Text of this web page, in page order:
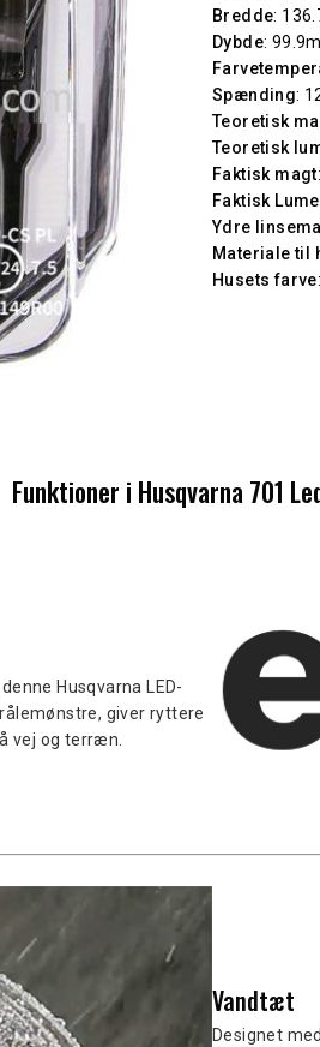
Bredde:
Dybde:
Spænding:
Teoretisk
Teoretisk
Faktisk magt
Faktisk
Ydre
Materiale til
Husets farve
Funktioner i Husqvarna 701
Husqvarna LED-
giver ryttere
vej og terræn.
Vandtæt
Designet